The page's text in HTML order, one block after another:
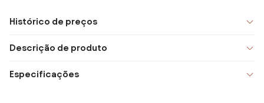
Histórico de preços
Descrição de produto
Especificações